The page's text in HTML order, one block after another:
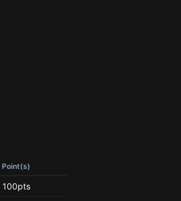
Point(s)
100pts